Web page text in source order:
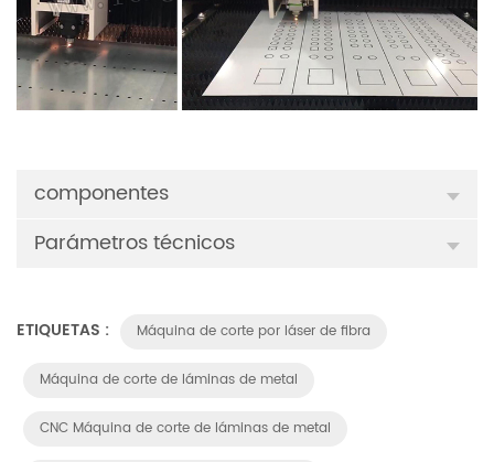
componentes
Parámetros técnicos
ETIQUETAS : Máquina de corte por láser de fibra
Máquina de corte de láminas de metal
CNC Máquina de corte de láminas de metal